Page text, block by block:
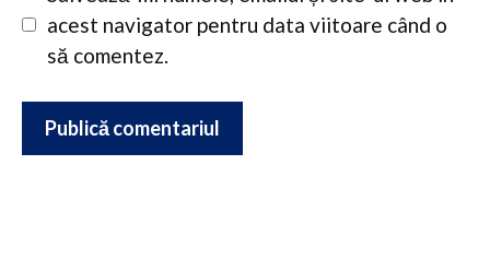
acest navigator pentru data viitoare când o
să comentez.